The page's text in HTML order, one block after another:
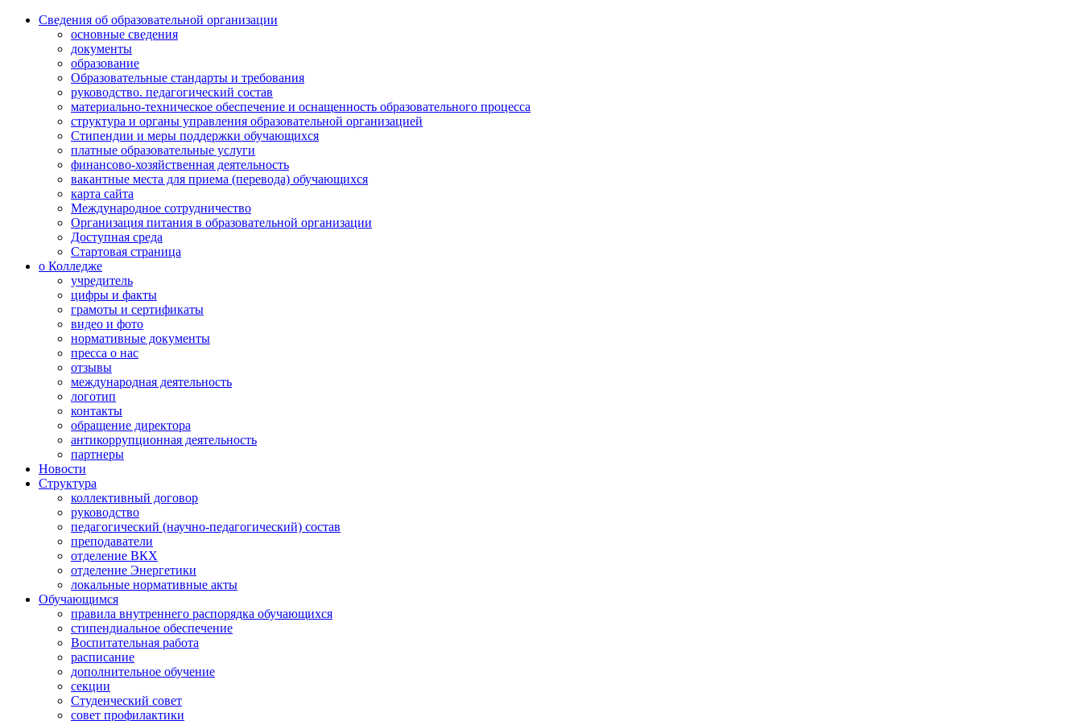
Сведения об образовательной организации
основные сведения
документы
образование
Образовательные стандарты и требования
руководство. педагогический состав
материально-техническое обеспечение и оснащенность образовательного процесса
структура и органы управления образовательной организацией
Стипендии и меры поддержки обучающихся
платные образовательные услуги
финансово-хозяйственная деятельность
вакантные места для приема (перевода) обучающихся
карта сайта
Международное сотрудничество
Организация питания в образовательной организации
Доступная среда
Стартовая страница
о Колледже
учредитель
цифры и факты
грамоты и сертификаты
видео и фото
нормативные документы
пресса о нас
отзывы
международная деятельность
логотип
контакты
обращение директора
антикоррупционная деятельность
партнеры
Новости
Структура
коллективный договор
руководство
педагогический (научно-педагогический) состав
преподаватели
отделение ВКХ
отделение Энергетики
локальные нормативные акты
Обучающимся
правила внутреннего распорядка обучающихся
стипендиальное обеспечение
Воспитательная работа
расписание
дополнительное обучение
секции
Студенческий совет
совет профилактики